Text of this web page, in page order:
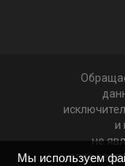
и
не
Мы используем